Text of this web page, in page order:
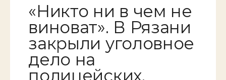
«Никто ни в чем не
виноват». В Рязани
закрыли уголовное
дело на
полицейских,